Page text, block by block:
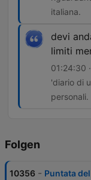
italiana.
devi
limiti
01:24:30
'diario di
personali.
Folgen
10356 - Puntata